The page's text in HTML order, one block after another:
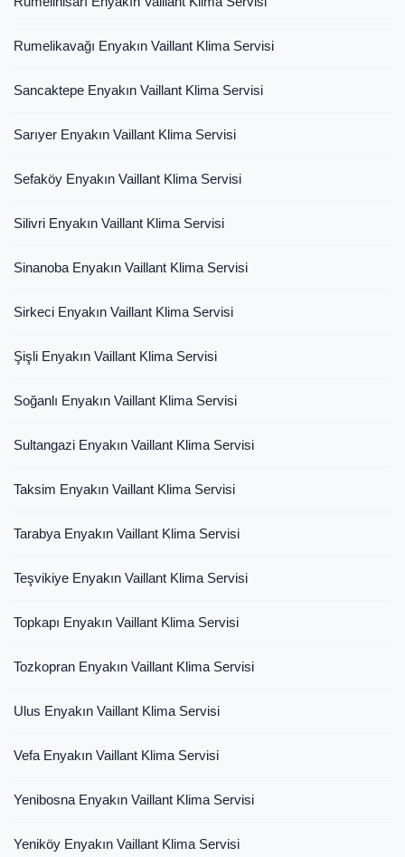
Rumelikavağı Enyakın Vaillant Klima Servisi
Sancaktepe Enyakın Vaillant Klima Servisi
Sarıyer Enyakın Vaillant Klima Servisi
Sefaköy Enyakın Vaillant Klima Servisi
Silivri Enyakın Vaillant Klima Servisi
Sinanoba Enyakın Vaillant Klima Servisi
Sirkeci Enyakın Vaillant Klima Servisi
Şişli Enyakın Vaillant Klima Servisi
Soğanlı Enyakın Vaillant Klima Servisi
Sultangazi Enyakın Vaillant Klima Servisi
Taksim Enyakın Vaillant Klima Servisi
Tarabya Enyakın Vaillant Klima Servisi
Teşvikiye Enyakın Vaillant Klima Servisi
Topkapı Enyakın Vaillant Klima Servisi
Tozkopran Enyakın Vaillant Klima Servisi
Ulus Enyakın Vaillant Klima Servisi
Vefa Enyakın Vaillant Klima Servisi
Yenibosna Enyakın Vaillant Klima Servisi
Yeniköy Enyakın Vaillant Klima Servisi